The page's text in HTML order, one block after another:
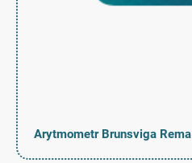
Arytmometr Brunsviga Rema